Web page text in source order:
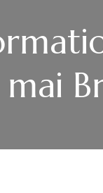
mai